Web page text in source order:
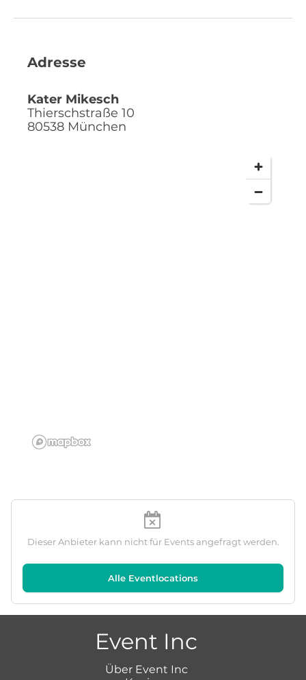
Adresse
Kater Mikesch
Thierschstraße 10
80538 München
Dieser Anbieter kann nicht für Events angefragt werden.
Alle Eventlocations
Event Inc
Über Event Inc